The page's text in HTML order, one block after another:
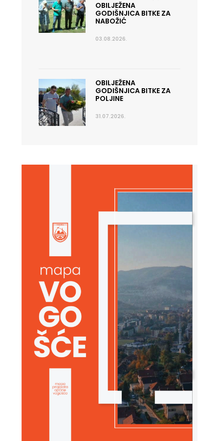
OBILJEŽENA
GODIŠNJICA BITKE ZA
NABOŽIĆ
03.08.2026.
OBILJEŽENA
GODIŠNJICA BITKE ZA
POLJINE
31.07.2026.